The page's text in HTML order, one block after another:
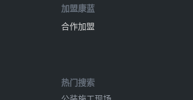
加盟康蓝
合作加盟
热门搜索